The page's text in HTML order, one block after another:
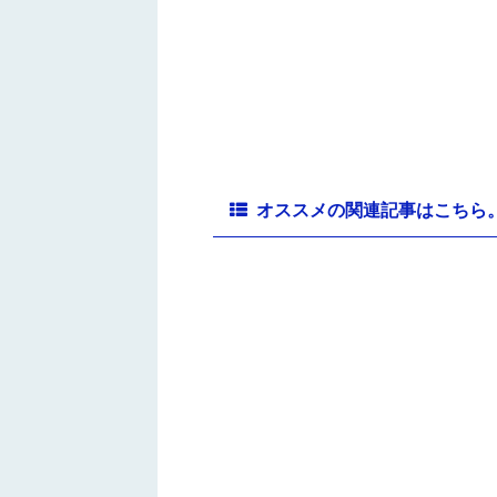
オススメの関連記事はこちら